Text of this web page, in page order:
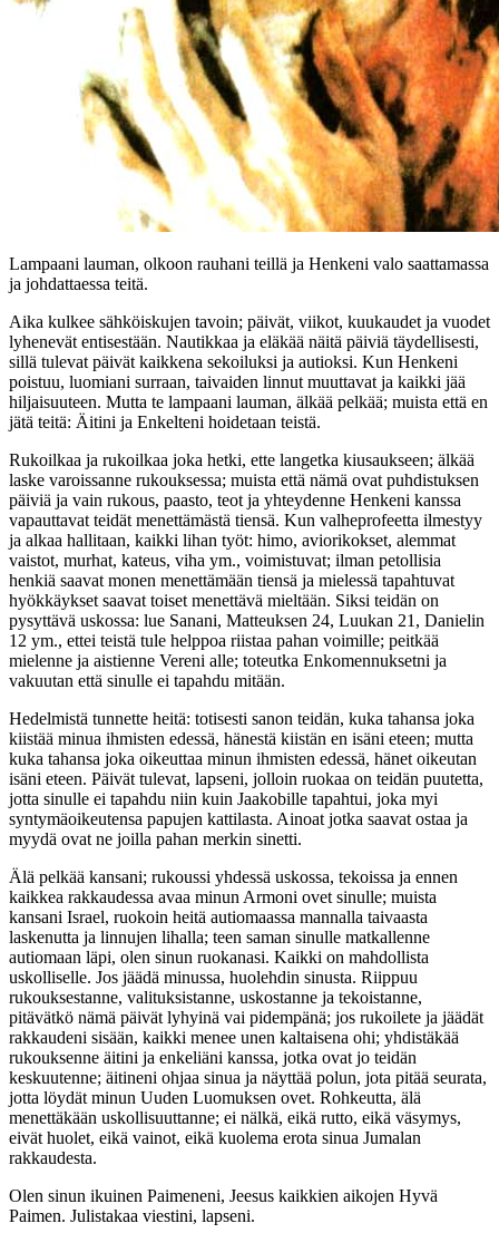
Lampaani lauman, olkoon rauhani teillä ja Henkeni valo saattamassa
ja johdattaessa teitä.
Aika kulkee sähköiskujen tavoin; päivät, viikot, kuukaudet ja vuodet
lyhenevät entisestään. Nautikkaa ja eläkää näitä päiviä täydellisesti,
sillä tulevat päivät kaikkena sekoiluksi ja autioksi. Kun Henkeni
poistuu, luomiani surraan, taivaiden linnut muuttavat ja kaikki jää
hiljaisuuteen. Mutta te lampaani lauman, älkää pelkää; muista että en
jätä teitä: Äitini ja Enkelteni hoidetaan teistä.
Rukoilkaa ja rukoilkaa joka hetki, ette langetka kiusaukseen; älkää
laske varoissanne rukouksessa; muista että nämä ovat puhdistuksen
päiviä ja vain rukous, paasto, teot ja yhteydenne Henkeni kanssa
vapauttavat teidät menettämästä tiensä. Kun valheprofeetta ilmestyy
ja alkaa hallitaan, kaikki lihan työt: himo, aviorikokset, alemmat
vaistot, murhat, kateus, viha ym., voimistuvat; ilman petollisia
henkiä saavat monen menettämään tiensä ja mielessä tapahtuvat
hyökkäykset saavat toiset menettävä mieltään. Siksi teidän on
pysyttävä uskossa: lue Sanani, Matteuksen 24, Luukan 21, Danielin
12 ym., ettei teistä tule helppoa riistaa pahan voimille; peitkää
mielenne ja aistienne Vereni alle; toteutka Enkomennuksetni ja
vakuutan että sinulle ei tapahdu mitään.
Hedelmistä tunnette heitä: totisesti sanon teidän, kuka tahansa joka
kiistää minua ihmisten edessä, hänestä kiistän en isäni eteen; mutta
kuka tahansa joka oikeuttaa minun ihmisten edessä, hänet oikeutan
isäni eteen. Päivät tulevat, lapseni, jolloin ruokaa on teidän puutetta,
jotta sinulle ei tapahdu niin kuin Jaakobille tapahtui, joka myi
syntymäoikeutensa papujen kattilasta. Ainoat jotka saavat ostaa ja
myydä ovat ne joilla pahan merkin sinetti.
Älä pelkää kansani; rukoussi yhdessä uskossa, tekoissa ja ennen
kaikkea rakkaudessa avaa minun Armoni ovet sinulle; muista
kansani Israel, ruokoin heitä autiomaassa mannalla taivaasta
laskenutta ja linnujen lihalla; teen saman sinulle matkallenne
autiomaan läpi, olen sinun ruokanasi. Kaikki on mahdollista
uskolliselle. Jos jäädä minussa, huolehdin sinusta. Riippuu
rukouksestanne, valituksistanne, uskostanne ja tekoistanne,
pitävätkö nämä päivät lyhyinä vai pidempänä; jos rukoilete ja jäädät
rakkaudeni sisään, kaikki menee unen kaltaisena ohi; yhdistäkää
rukouksenne äitini ja enkeliäni kanssa, jotka ovat jo teidän
keskuutenne; äitineni ohjaa sinua ja näyttää polun, jota pitää seurata,
jotta löydät minun Uuden Luomuksen ovet. Rohkeutta, älä
menettäkään uskollisuuttanne; ei nälkä, eikä rutto, eikä väsymys,
eivät huolet, eikä vainot, eikä kuolema erota sinua Jumalan
rakkaudesta.
Olen sinun ikuinen Paimeneni, Jeesus kaikkien aikojen Hyvä
Paimen. Julistakaa viestini, lapseni.